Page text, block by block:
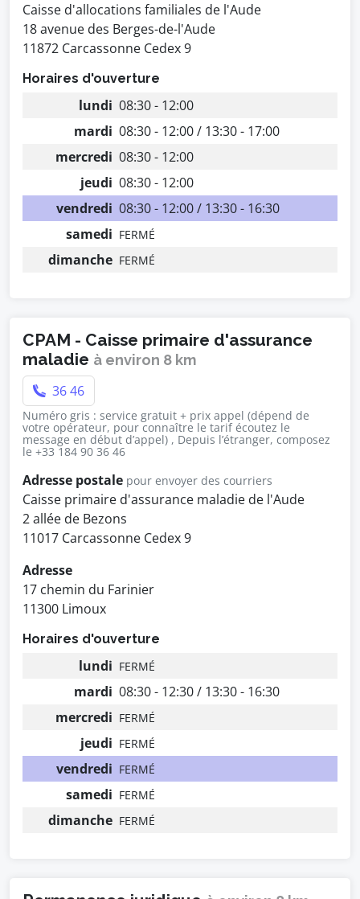
Caisse d'allocations familiales de l'Aude
18 avenue des Berges-de-l'Aude
11872 Carcassonne Cedex 9
Horaires d'ouverture
lundi 08:30 - 12:00
mardi 08:30 - 12:00 / 13:30 - 17:00
mercredi 08:30 - 12:00
jeudi 08:30 - 12:00
vendredi 08:30 - 12:00 / 13:30 - 16:30
samedi FERMÉ
dimanche FERMÉ
CPAM - Caisse primaire d'assurance
maladie à environ 8 km
36 46
Numéro gris : service gratuit + prix appel (dépend de
votre opérateur, pour connaître le tarif écoutez le
message en début d’appel) , Depuis l’étranger, composez
le +33 184 90 36 46
Adresse postale pour envoyer des courriers
Caisse primaire d'assurance maladie de l'Aude
2 allée de Bezons
11017 Carcassonne Cedex 9
Adresse
17 chemin du Farinier
11300 Limoux
Horaires d'ouverture
lundi FERMÉ
mardi 08:30 - 12:30 / 13:30 - 16:30
mercredi FERMÉ
jeudi FERMÉ
vendredi FERMÉ
samedi FERMÉ
dimanche FERMÉ